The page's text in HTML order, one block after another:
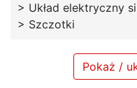
> Układ elektryczny
> Szczotki
Pokaż /